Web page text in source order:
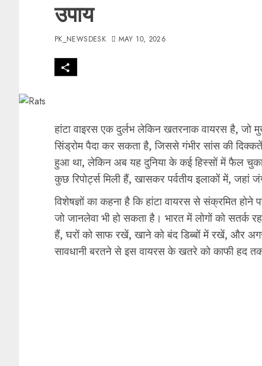
उपाय
PK_NEWSDESK MAY 10, 2026
हांटा वाइरस एक दुर्लभ लेकिन खतरनाक वायरस है,
सिंड्रोम पैदा कर सकता है, जिससे गंभीर सांस की
हुआ था, लेकिन अब यह दुनिया के कई हिस्सों में फैल
कुछ रिपोर्ट्स मिली हैं, खासकर पर्वतीय इलाकों में, जहां
विशेषज्ञों का कहना है कि हांटा वायरस से संक्रमित
जो जानलेवा भी हो सकता है। भारत में लोगों को
हैं, घरों को साफ रखें, खाने को बंद डिब्बों में रखें, और
सावधानी बरतने से इस वायरस के खतरे को काफी हद